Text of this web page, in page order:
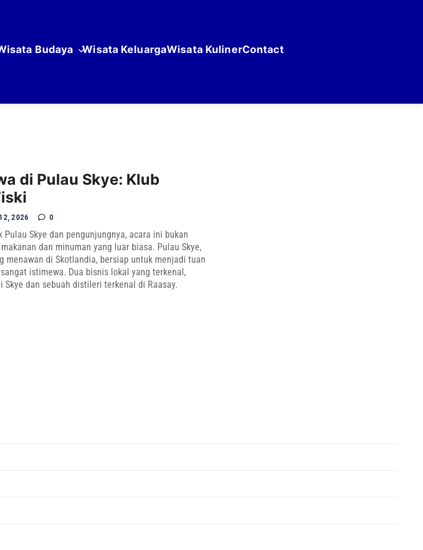
Budaya Wisata KeluargaWisata KulinerContact
di Pulau Skye: Klub
2026 0
Pulau Skye dan pengunjungnya, acara ini bukan
dan minuman yang luar biasa. Pulau Skye,
menawan di Skotlandia, bersiap untuk menjadi tuan
istimewa. Dua bisnis lokal yang terkenal,
Skye dan sebuah distileri terkenal di Raasay.